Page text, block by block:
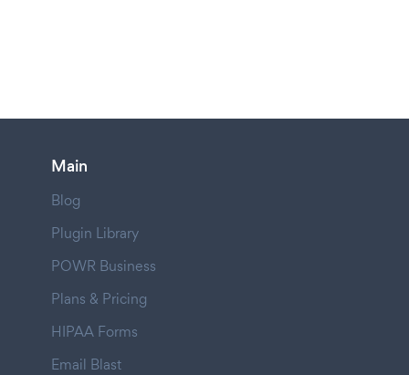
Main
Blog
Plugin Library
POWR Business
Plans & Pricing
HIPAA Forms
Email Blast